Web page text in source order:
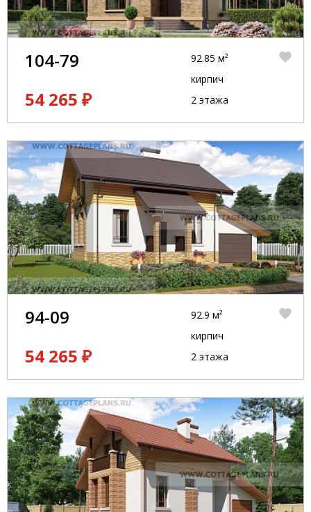
104-79
54 265 ₽
92.85 м²
кирпич
2 этажа
94-09
54 265 ₽
92.9 м²
кирпич
2 этажа